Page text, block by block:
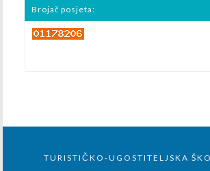
Brojač posjeta:
TURISTIČKO-UGOSTITELJSKA